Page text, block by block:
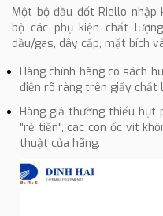
Một bộ đầu đốt Riello nhập
bộ các phụ kiện chất
dầu/gas, dây cấp, mặt bích
Hàng chính hãng có sách
điện rõ ràng trên giấy chất
Hàng giả thường thiếu hụt
"rẻ tiền", các con ốc vít
thuật của hãng.